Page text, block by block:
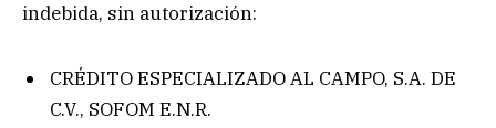
indebida, sin autorización:
CRÉDITO ESPECIALIZADO AL CAMPO, S.A. DE
C.V., SOFOM E.N.R.